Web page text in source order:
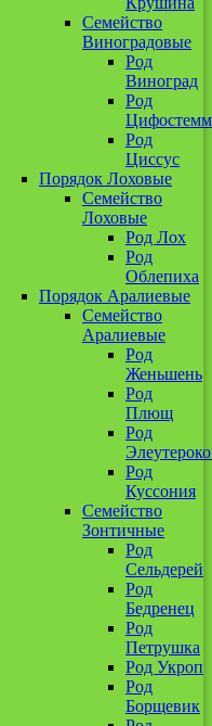
Семейство
Виноградовые
Род
Виноград
Род
Род
Циссус
Порядок Лоховые
Семейство
Лоховые
Род Лох
Род
Облепиха
Порядок Аралиевые
Семейство
Аралиевые
Род
Женьшень
Род
Плющ
Род
Род
Куссония
Семейство
Зонтичные
Род
Сельдерей
Род
Бедренец
Род
Петрушка
Род Укроп
Род
Борщевик